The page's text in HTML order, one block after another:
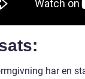
har en